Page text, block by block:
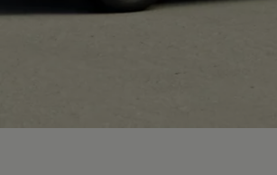
Motorenöl und Flüssigkeiten
Volkswagen Teile
Schutz und Pflege